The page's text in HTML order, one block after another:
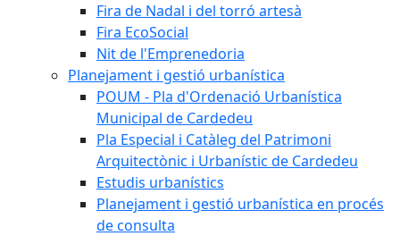
Fira de Nadal i del torró artesà
Fira EcoSocial
Nit de l'Emprenedoria
Planejament i gestió urbanística
POUM - Pla d'Ordenació Urbanística
Municipal de Cardedeu
Pla Especial i Catàleg del Patrimoni
Arquitectònic i Urbanístic de Cardedeu
Estudis urbanístics
Planejament i gestió urbanística en procés
de consulta